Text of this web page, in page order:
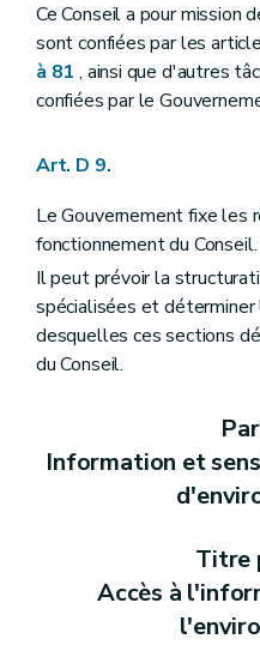
Art. R 28
Art. R 29
Art. R 30
Art. R 31
Art. R 32
Titre II
Art. R 34
Art. R 36
Art. R 37
Art. R 38
Art. R 39
Art. R 40
Art. R 41
Titre
Section 1
Art. R 40-3
Art.R 40-4
R 40-6
Art. R 40-7
Art. R 40-8
Art.R 40-9
Ce Conseil a pour mission
sont confiées par les
à 81 , ainsi que d'autres
confiées par le
Art. D 9.
Le Gouvernement fixe les
fonctionnement du Conseil.
Il peut prévoir la
spécialisées et
desquelles ces sections
du Conseil.
Information et
Titre
Accès à